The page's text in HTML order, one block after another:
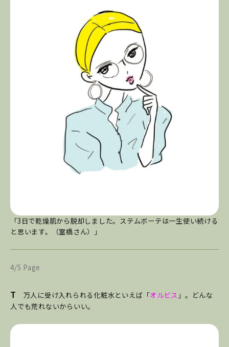
「3日で乾燥肌から脱却しました。ステムボーテは一生使い続ける
と思います。（室橋さん）」
4/5 Page
T 万人に受け入れられる化粧水といえば「オルビス 」。どんな
人でも荒れないからいい。